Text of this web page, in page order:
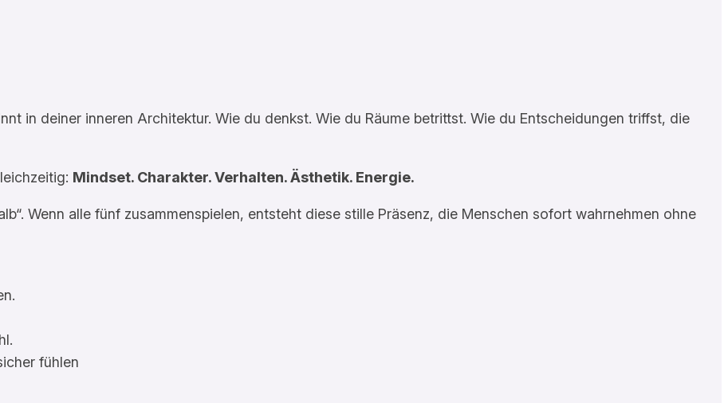
in deiner inneren Architektur. Wie du denkst. Wie du Räume betrittst. Wie du Entscheidungen triffst, die
Mindset. Charakter. Verhalten. Ästhetik. Energie.
Wenn alle fünf zusammenspielen, entsteht diese stille Präsenz, die Menschen sofort wahrnehmen ohne
fühlen